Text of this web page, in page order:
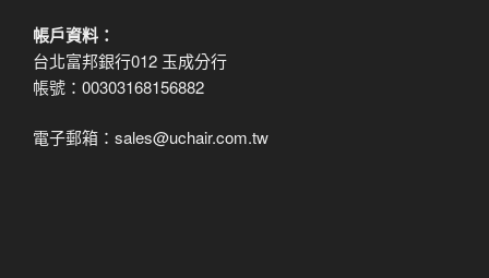
帳戶資料：
台北富邦銀行012 玉成分行
帳號：00303168156882
電子郵箱：sales@uchair.com.tw